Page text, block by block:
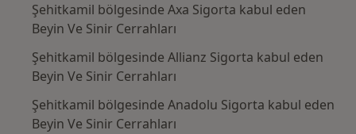
Şehitkamil bölgesinde Axa Sigorta kabul eden
Beyin Ve Sinir Cerrahları
Şehitkamil bölgesinde Allianz Sigorta kabul eden
Beyin Ve Sinir Cerrahları
Şehitkamil bölgesinde Anadolu Sigorta kabul eden
Beyin Ve Sinir Cerrahları